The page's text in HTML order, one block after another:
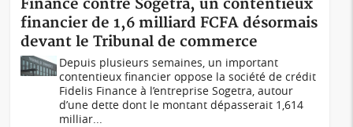
Finance contre Sogetra, un contentieux
financier de 1,6 milliard FCFA désormais
devant le Tribunal de commerce
Depuis plusieurs semaines, un important
contentieux financier oppose la société de crédit
Fidelis Finance à l’entreprise Sogetra, autour
d’une dette dont le montant dépasserait 1,614
milliar...